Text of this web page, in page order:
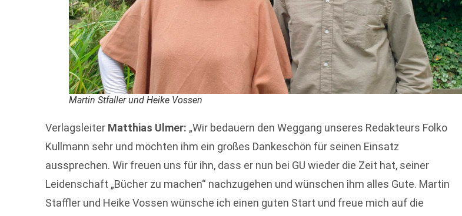
Martin Stfaller und Heike Vossen
Verlagsleiter Matthias Ulmer: „Wir bedauern den Weggang unseres Redakteurs Folko
Kullmann sehr und möchten ihm ein großes Dankeschön für seinen Einsatz
aussprechen. Wir freuen uns für ihn, dass er nun bei GU wieder die Zeit hat, seiner
Leidenschaft „Bücher zu machen“ nachzugehen und wünschen ihm alles Gute. Martin
Staffler und Heike Vossen wünsche ich einen guten Start und freue mich auf die